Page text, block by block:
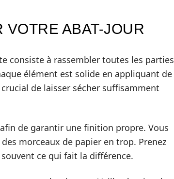
ABAT-JOUR
consiste à rassembler toutes les parties
élément est solide en appliquant de
de laisser sécher suffisamment
de garantir une finition propre. Vous
morceaux de papier en trop. Prenez
ce qui fait la différence.